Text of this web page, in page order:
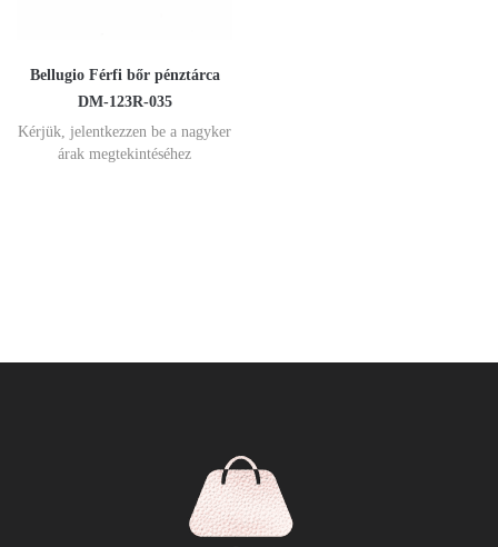
Bellugio Férfi bőr pénztárca
DM-123R-035
Kérjük, jelentkezzen be a nagyker
árak megtekintéséhez